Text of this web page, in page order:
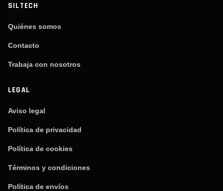
SILTECH
Quiénes somos
Contacto
Trabaja con nosotros
LEGAL
Aviso legal
Política de privacidad
Política de cookies
Términos y condiciones
Política de envíos